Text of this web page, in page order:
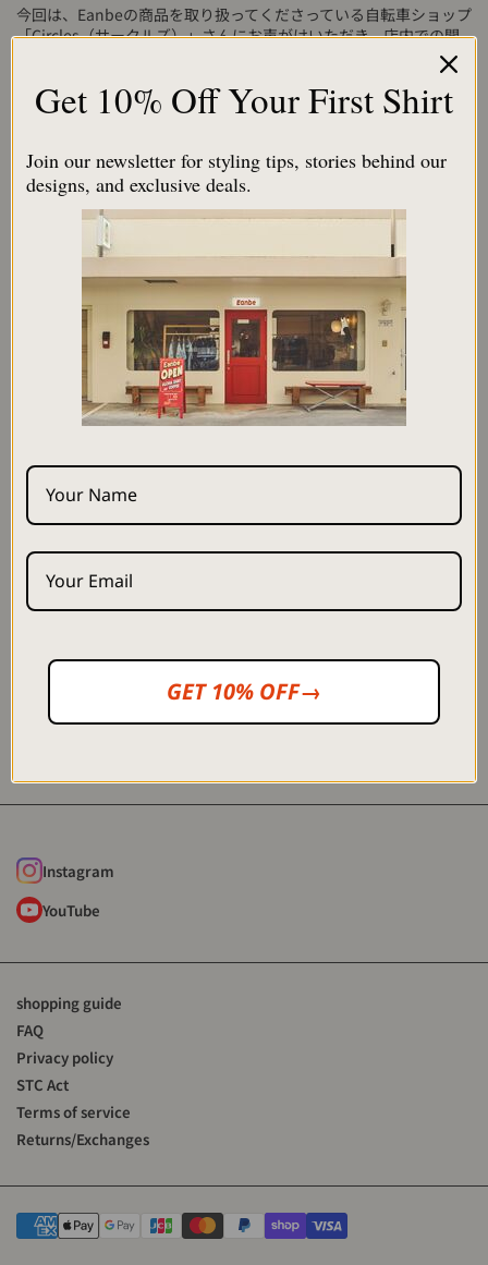
今回は、Eanbeの商品を取り扱ってくださっている自転車ショップ
「Circles（サークルズ）」さんにお声がけいただき、店内での開
催となります。「自転車 × アロハ」という、一見するとミスマッ
チに思える組み合わせですが、どちらも“風を感じて心地よく過ご
す”ことは共通しております。
たら嬉しいです。Circlesさんで手に取ってくれている方、昨年の
POPUPに来てくださった方、オンラインで愛知・東海エリアから
ご注文いただいている方、そして「気になってはいたけど、ま
だ…」という方。
お時間が合えば、ぜひこの機会に会場へお越しください。直接お
会いしてお話しできることを楽しみにしています！
【POPUP IN NAGOYA】
◼︎場所：Circles
◼︎日程：2025年5月10日(土),11日(日)
◼︎時間：10:00~19:00
<販売商品>
◼︎2025SS COLLECTION(3月販売の商品)
◼︎2025SS 2nd COLLECTION(4月販売の商品)
<注意事項>
※POPUP用に在庫をご用意しておりますが、完売商品が出てしま
※内容は予告なく変更する場合がございます。あらかじめご容赦
Instagram
YouTube
shopping guide
FAQ
Privacy policy
STC Act
Terms of service
Returns/Exchanges
Get 10% Off Your First Shirt
Join our newsletter for styling tips, stories behind our
designs, and exclusive deals.
GET 10% OFF→